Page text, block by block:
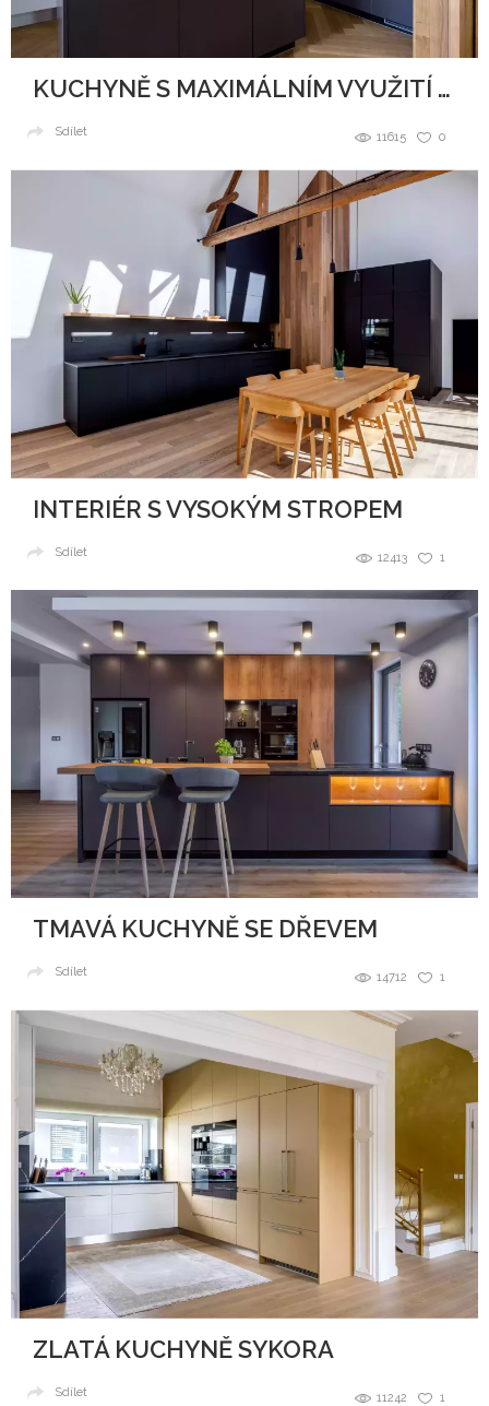
KUCHYNĚ S MAXIMÁLNÍM VYUŽITÍ PROSTORU
0
11615
Sdílet
INTERIÉR S VYSOKÝM STROPEM
1
12413
Sdílet
TMAVÁ KUCHYNĚ SE DŘEVEM
1
14712
Sdílet
ZLATÁ KUCHYNĚ SYKORA
1
11242
Sdílet